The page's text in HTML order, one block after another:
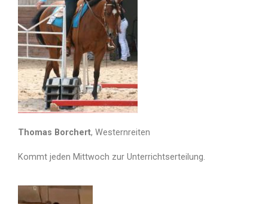
Thomas Borchert, Westernreiten
Kommt jeden Mittwoch zur Unterrichtserteilung.